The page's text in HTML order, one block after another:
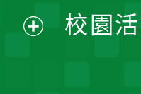
單
校園